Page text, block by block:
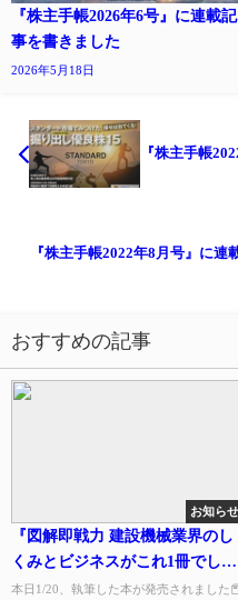
『株主手帳2026年6号』に連載記
事を書きました
2026年5月18日
『株主手帳
『株主手帳2022年8月号』に連
おすすめの記事
お知らせ
『図解即戦力 建設機械業界のし
くみとビジネスがこれ1冊でしっ
かりわかる教科書』が発売され
本日1/20、執筆した本が発売されました📕